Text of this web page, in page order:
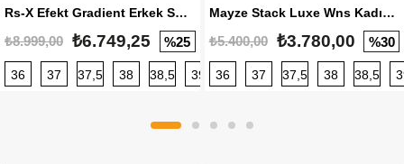
Rs-X Efekt Gradient Erkek Sneaker
₺8.999,00 ₺6.749,25 %25
36 37 37,5 38 38,5 39 40 40,5 41 42 42,5
Mayze Stack Luxe Wns Kadın Sneaker
₺5.400,00 ₺3.780,00 %30
36 37 37,5 38 38,5